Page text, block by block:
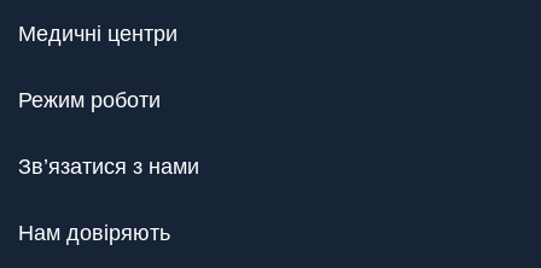
Медичні центри
Режим роботи
Зв’язатися з нами
Нам довіряють